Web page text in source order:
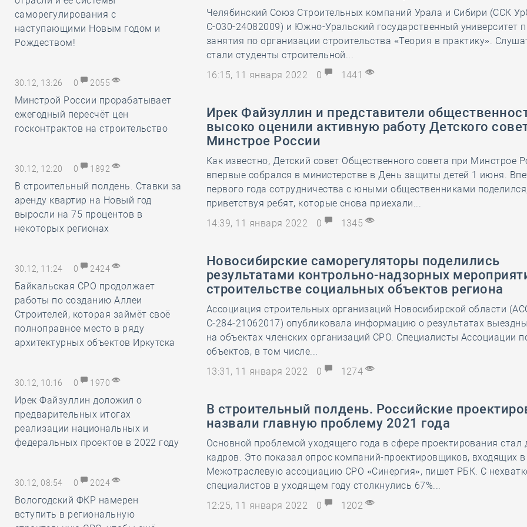
28 мая-
саморегулирования с
наступающими Новым годом и
Рождеством!
30.12, 13:26 0 2055
Минстрой России прорабатывает
ежегодный пересчёт цен
госконтрактов на строительство
30.12, 12:20 0 1892
В строительный полдень. Ставки за
аренду квартир на Новый год
выросли на 75 процентов в
некоторых регионах
30.12, 11:24 0 2424
Байкальская СРО продолжает
работы по созданию Аллеи
Строителей, которая займёт своё
полноправное место в ряду
архитектурных объектов Иркутска
30.12, 10:16 0 1970
Ирек Файзуллин доложил о
предварительных итогах
реализации национальных и
федеральных проектов в 2022 году
30.12, 08:54 0 2024
Вологодский ФКР намерен
вступить в региональную
Челябинский Союз Строительных компаний Урала и Сибири (ССК
С-030-24082009) и Южно-Уральский государственный университет
занятия по организации строительства «Теория в практику».
стали студенты строительной...
16:15, 11 января 2022
0 1441
Ирек Файзуллин и представители
высоко оценили активную работу Детского
Минстрое России
Как известно, Детский совет Общественного совета при Минстрое
впервые собрался в министерстве в День защиты детей 1 июня.
первого года сотрудничества с юными общественниками
приветствуя ребят, которые снова приехали...
14:39, 11 января 2022
0 1345
Новосибирские саморегуляторы поделились
результатами контрольно-надзорных
строительстве социальных объектов региона
Ассоциация строительных организаций Новосибирской области
С-284-21062017) опубликовала информацию о результатах
на объектах членских организаций СРО. Специалисты Ассоциации
объектов, в том числе...
13:31, 11 января 2022
0 1274
В строительный полдень. Российские
назвали главную проблему 2021 года
Основной проблемой уходящего года в сфере проектирования стал
кадров. Это показал опрос компаний-проектировщиков, входящих в
Межотраслевую ассоциацию СРО «Синергия», пишет РБК. С
специалистов в уходящем году столкнулись 67%...
12:25, 11 января 2022
0 1202